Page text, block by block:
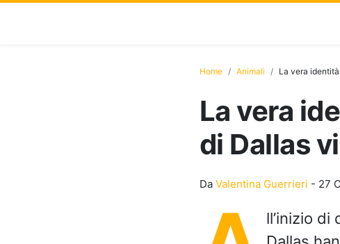
Home Animali La vera
La vera
di Dallas
Da Valentina Guerrieri - 27
ll’inizio di